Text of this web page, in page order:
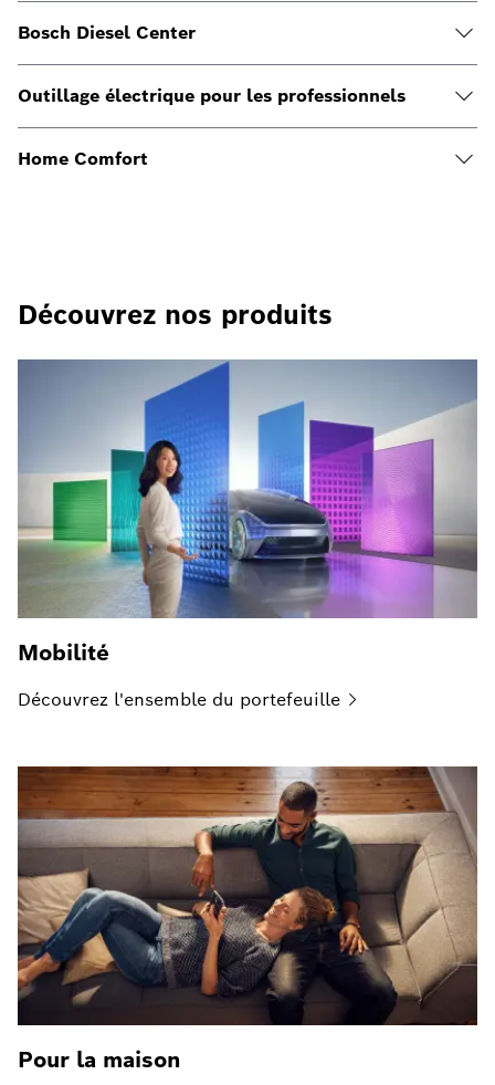
Bosch Diesel Center
Outillage électrique pour les professionnels
Home Comfort
Découvrez nos produits
Mobilité
Découvrez l'ensemble du portefeuille
Pour la maison